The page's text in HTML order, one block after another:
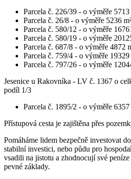
Parcela č. 226/39 - o výměře
Parcela č. 26/8 - o výměře 5236
Parcela č. 580/12 - o výměře
Parcela č. 580/19 - o výměře
Parcela č. 687/8 - o výměře 4872
Parcela č. 759/4 - o výměře
Parcela č. 797/26 - o výměře
Jesenice u Rakovníka - LV č. 1367 o
podíl 1/3
Parcela č. 1895/2 - o výměře
Přístupová cesta je zajištěna přes
Pomáháme lidem bezpečně investovat
stabilní investici, nebo půdu pro
vsadili na jistotu a zhodnocují své
pevné základy.